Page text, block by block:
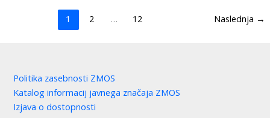
1 2 … 12 Naslednja →
Politika zasebnosti ZMOS
Katalog informacij javnega značaja ZMOS
Izjava o dostopnosti